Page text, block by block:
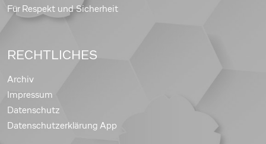
Für Respekt und Sicherheit
RECHTLICHES
Archiv
Impressum
Datenschutz
Datenschutzerklärung App